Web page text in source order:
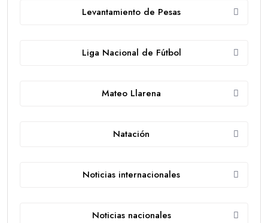
Levantamiento de Pesas
Liga Nacional de Fútbol
Mateo Llarena
Natación
Noticias internacionales
Noticias nacionales